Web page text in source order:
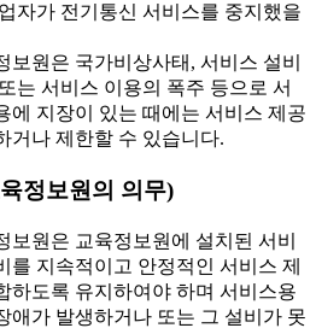
자가 전기통신 서비스를 중지했을
원은 국가비상사태, 서비스 설비
는 서비스 이용의 폭주 등으로 서
에 지장이 있는 때에는 서비스 제공
거나 제한할 수 있습니다.
정보원의 의무)
원은 교육정보원에 설치된 서비
를 지속적이고 안정적인 서비스 제
하도록 유지하여야 하며 서비스용
애가 발생하거나 또는 그 설비가 못